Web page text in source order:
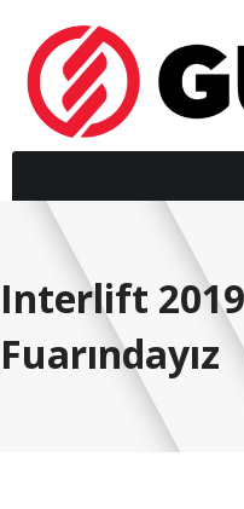
Interlift
Fuarındayız